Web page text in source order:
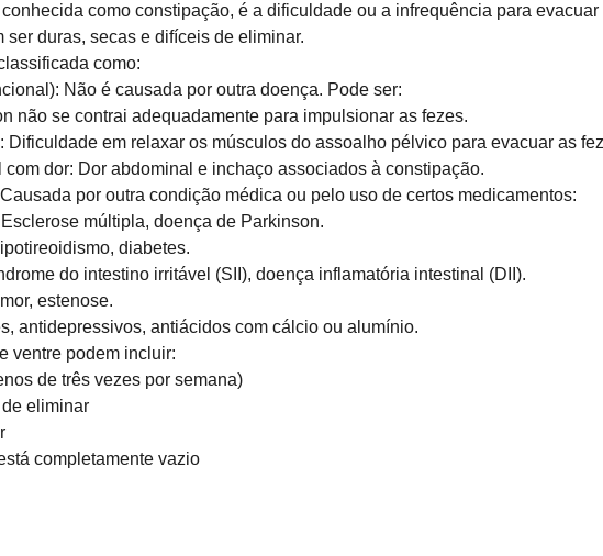
como constipação, é a dificuldade ou a infrequência para
duras, secas e difíceis de eliminar.
como:
Não é causada por outra doença. Pode ser:
não se contrai adequadamente para impulsionar as fezes.
Dificuldade em relaxar os músculos do assoalho pélvico para evacuar as
com dor: Dor abdominal e inchaço associados à constipação.
por outra condição médica ou pelo uso de certos medicamentos:
múltipla, doença de Parkinson.
diabetes.
do intestino irritável (SII), doença inflamatória intestinal (DII).
estenose.
antidepressivos, antiácidos com cálcio ou alumínio.
ventre podem incluir:
de três vezes por semana)
eliminar
completamente vazio